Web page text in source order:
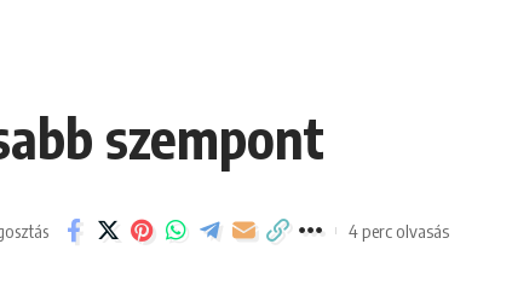
szempont
4 perc olvasás